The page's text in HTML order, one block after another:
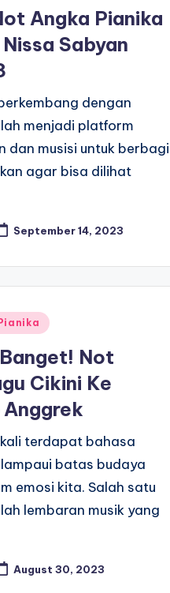
Angka Pianika
Sabyan
dengan
menjadi platform
dan musisi untuk berbagi
agar bisa dilihat
September 14, 2023
Not
Cikini Ke
terdapat bahasa
batas budaya
emosi kita. Salah satu
lembaran musik yang
August 30, 2023